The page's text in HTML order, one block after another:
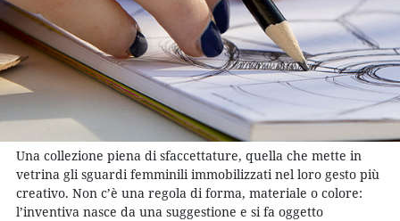
Una collezione piena di sfaccettature, quella che mette in
vetrina gli sguardi femminili immobilizzati nel loro gesto più
creativo. Non c’è una regola di forma, materiale o colore:
l’inventiva nasce da una suggestione e si fa oggetto